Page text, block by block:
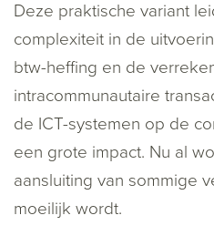
Deze praktische variant
complexiteit in de
btw-heffing en de
intracommunautaire
de ICT-systemen op de
een grote impact. Nu al
aansluiting van sommige
moeilijk wordt.